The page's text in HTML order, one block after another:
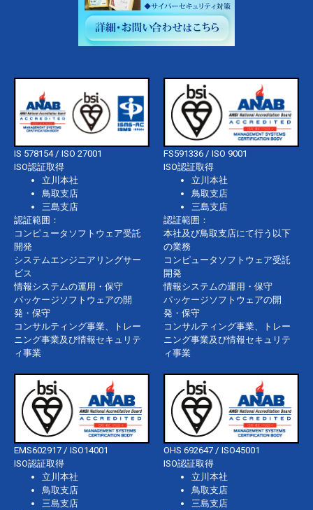
IS 578154 / ISO 27001
ISO認証取得
立川本社
鳥取支店
三島支店
認証範囲：
コンピュータソフトウェア受託
開発
システムエンジニアリングサー
ビス
情報システムの運用・保守
パッケージソフトウェアの開
発・保守
コンサルティング事業、トレー
ニング事業及び情報セキュリテ
ィ事業
FS591336 / ISO 9001
ISO認証取得
立川本社
鳥取支店
三島支店
認証範囲：
本社及び鳥取支店にて行う以下
の業務
コンピュータソフトウェア受託
開発
情報システムの運用・保守
パッケージソフトウェアの開
発・保守
コンサルティング事業、トレー
ニング事業及び情報セキュリテ
ィ事業
EMS602917 / ISO14001
ISO認証取得
立川本社
鳥取支店
三島支店
OHS 692647 / ISO45001
ISO認証取得
立川本社
鳥取支店
三島支店